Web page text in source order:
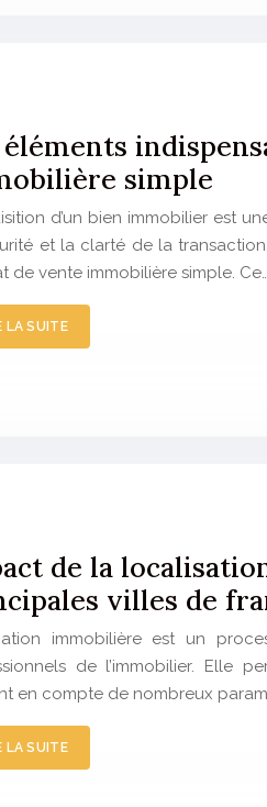
éléments
simple
d’un bien immobilier est
et la clarté de la
de vente immobilière simple. Ce…
LA SUITE
de la
villes de
immobilière est un
de l’immobilier. Elle
en compte de nombreux
LA SUITE